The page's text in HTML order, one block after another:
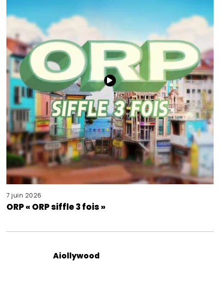
7 juin 2026
ORP « ORP siffle 3 fois »
Aiollywood